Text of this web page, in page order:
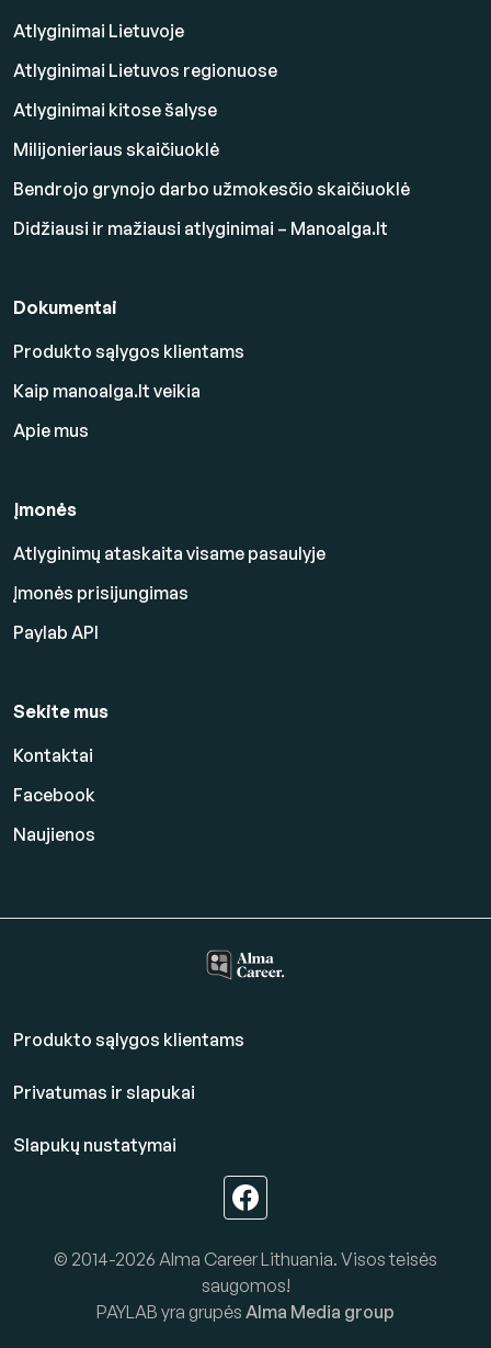
Atlyginimai Lietuvoje
Atlyginimai Lietuvos regionuose
Atlyginimai kitose šalyse
Milijonieriaus skaičiuoklė
Bendrojo grynojo darbo užmokesčio skaičiuoklė
Didžiausi ir mažiausi atlyginimai – Manoalga.lt
Dokumentai
Produkto sąlygos klientams
Kaip manoalga.lt veikia
Apie mus
Įmonės
Atlyginimų ataskaita visame pasaulyje
Įmonės prisijungimas
Paylab API
Sekite mus
Kontaktai
Facebook
Naujienos
Produkto sąlygos klientams
Privatumas ir slapukai
Slapukų nustatymai
© 2014-2026 Alma Career Lithuania. Visos teisės
saugomos!
PAYLAB yra grupės Alma Media group